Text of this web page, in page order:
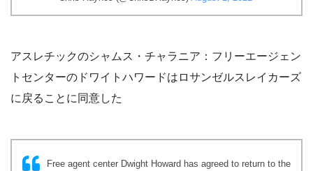
アスレチックのシャムス・チャラニア：フリーエージェン
トセンターのドワイトハワードはロサンゼルスレイカーズ
に戻ることに同意した
Free agent center Dwight Howard has agreed to return to the